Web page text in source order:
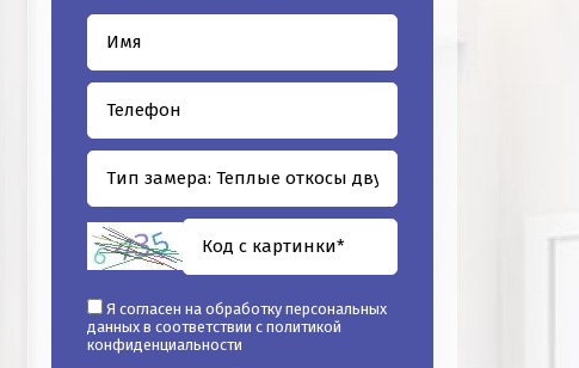
Я согласен на обработку персональных
данных в соответствии с политикой
конфиденциальности